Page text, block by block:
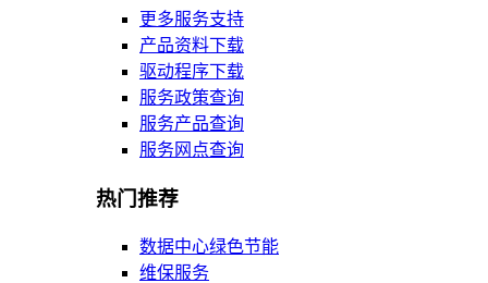
更多服务支持
产品资料下载
驱动程序下载
服务政策查询
服务产品查询
服务网点查询
热门推荐
数据中心绿色节能
维保服务